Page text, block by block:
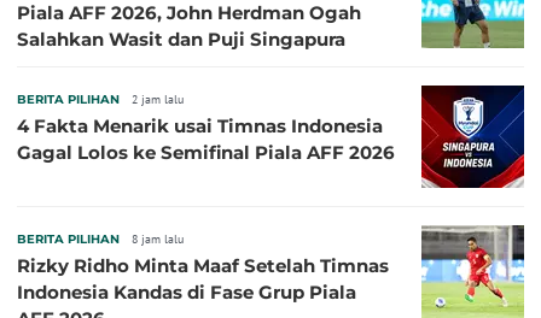
Piala AFF 2026, John Herdman Ogah
Salahkan Wasit dan Puji Singapura
BERITA PILIHAN 2 jam lalu
4 Fakta Menarik usai Timnas Indonesia
Gagal Lolos ke Semifinal Piala AFF 2026
BERITA PILIHAN 8 jam lalu
Rizky Ridho Minta Maaf Setelah Timnas
Indonesia Kandas di Fase Grup Piala